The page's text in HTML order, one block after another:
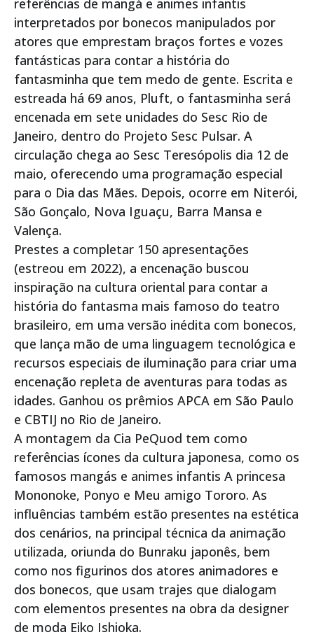
referências de mangá e animes infantis
interpretados por bonecos manipulados por
atores que emprestam braços fortes e vozes
fantásticas para contar a história do
fantasminha que tem medo de gente. Escrita e
estreada há 69 anos, Pluft, o fantasminha será
encenada em sete unidades do Sesc Rio de
Janeiro, dentro do Projeto Sesc Pulsar. A
circulação chega ao Sesc Teresópolis dia 12 de
maio, oferecendo uma programação especial
para o Dia das Mães. Depois, ocorre em Niterói,
São Gonçalo, Nova Iguaçu, Barra Mansa e
Valença.
Prestes a completar 150 apresentações
(estreou em 2022), a encenação buscou
inspiração na cultura oriental para contar a
história do fantasma mais famoso do teatro
brasileiro, em uma versão inédita com bonecos,
que lança mão de uma linguagem tecnológica e
recursos especiais de iluminação para criar uma
encenação repleta de aventuras para todas as
idades. Ganhou os prêmios APCA em São Paulo
e CBTIJ no Rio de Janeiro.
A montagem da Cia PeQuod tem como
referências ícones da cultura japonesa, como os
famosos mangás e animes infantis A princesa
Mononoke, Ponyo e Meu amigo Tororo. As
influências também estão presentes na estética
dos cenários, na principal técnica da animação
utilizada, oriunda do Bunraku japonês, bem
como nos figurinos dos atores animadores e
dos bonecos, que usam trajes que dialogam
com elementos presentes na obra da designer
de moda Eiko Ishioka.